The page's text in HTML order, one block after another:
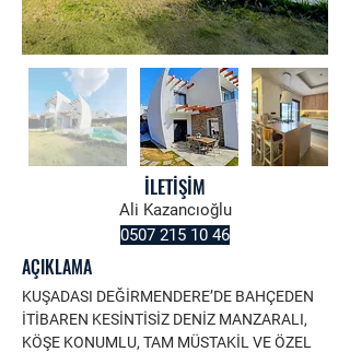
Ali Kazancıoğlu
0507 215 10 46
AÇIKLAMA
KUŞADASI DEĞİRMENDERE’DE BAHÇEDEN
İTİBAREN KESİNTİSİZ DENİZ MANZARALI,
KÖŞE KONUMLU, TAM MÜSTAKİL VE ÖZEL
İLETİŞİM